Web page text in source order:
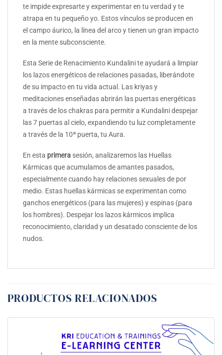
te impide expresarte y experimentar en tu verdad y te
atrapa en tu pequeño yo. Estos vínculos se producen en
el campo áurico, la línea del arco y tienen un gran impacto
en la mente subconsciente.
Esta Serie de Renacimiento Kundalini te ayudará a limpiar
los lazos energéticos de relaciones pasadas, liberándote
de su impacto en tu vida actual. Las kriyas y
meditaciones enseñadas abrirán las puertas energéticas
a través de los chakras para permitir a Kundalini despejar
las 7 puertas al cielo, expandiendo tu luz completamente
a través de la 10ª puerta, tu Aura.
En esta primera sesión, analizaremos las Huellas
Kármicas que acumulamos de amantes pasados,
especialmente cuando hay relaciones sexuales de por
medio. Estas huellas kármicas se experimentan como
ganchos energéticos (para las mujeres) y espinas (para
los hombres). Despejar los lazos kármicos implica
reconocimiento, claridad y un desatado consciente de los
nudos.
PRODUCTOS RELACIONADOS